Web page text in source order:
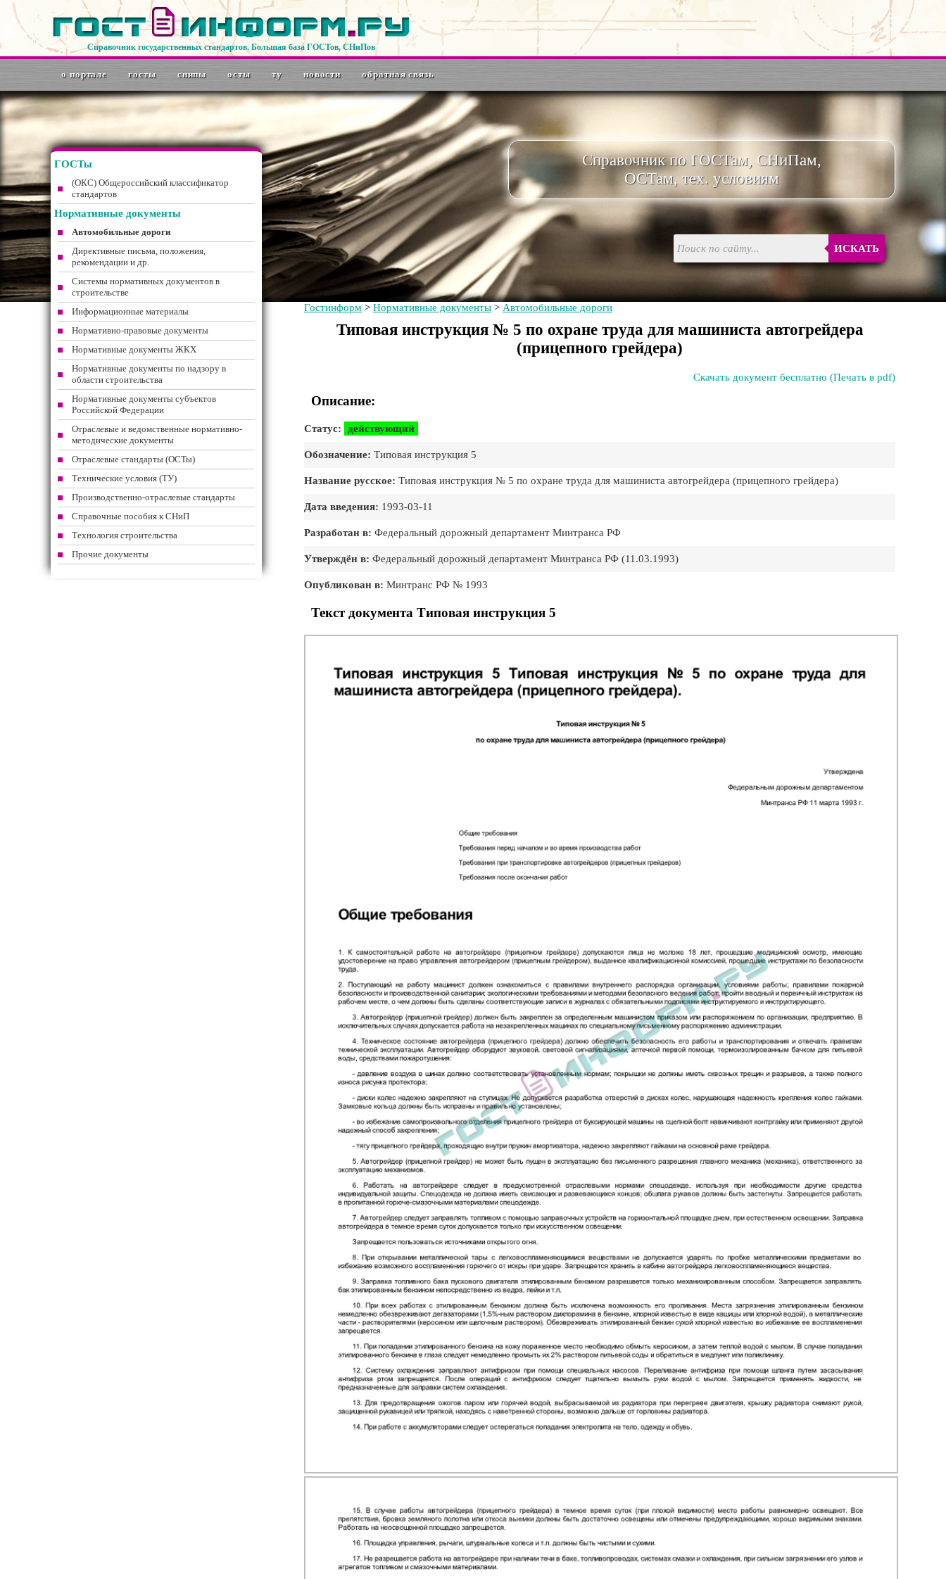
Справочник государственных стандартов. Большая база ГОСТов, СНиПов
о портале госты снипы осты ту новости обратная связь
Справочник по ГОСТам, СНиПам,
ОСТам, тех. условиям
ИСКАТЬ
Гостинформ > Нормативные документы > Автомобильные дороги
Типовая инструкция № 5 по охране труда для машиниста автогрейдера
(прицепного грейдера)
Скачать документ бесплатно (Печать в pdf)
Описание:
Статус: действующий
Обозначение: Типовая инструкция 5
Название русское: Типовая инструкция № 5 по охране труда для машиниста автогрейдера (прицепного грейдера)
Дата введения: 1993-03-11
Разработан в: Федеральный дорожный департамент Минтранса РФ
Утверждён в: Федеральный дорожный департамент Минтранса РФ (11.03.1993)
Опубликован в: Минтранс РФ № 1993
Текст документа Типовая инструкция 5
ГОСТы
(ОКС) Общероссийский классификатор
стандартов
Нормативные документы
Автомобильные дороги
Директивные письма, положения,
рекомендации и др.
Системы нормативных документов в
строительстве
Информационные материалы
Нормативно-правовые документы
Нормативные документы ЖКХ
Нормативные документы по надзору в
области строительства
Нормативные документы субъектов
Российской Федерации
Отраслевые и ведомственные нормативно-
методические документы
Отраслевые стандарты (ОСТы)
Технические условия (ТУ)
Производственно-отраслевые стандарты
Справочные пособия к СНиП
Технология строительства
Прочие документы